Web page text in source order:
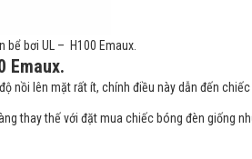
bể bơi UL – H100 Emaux.
Emaux.
nồi lên mặt rất ít, chính điều này dẫn đến chiếc
thay thế với đặt mua chiếc bóng đèn giống